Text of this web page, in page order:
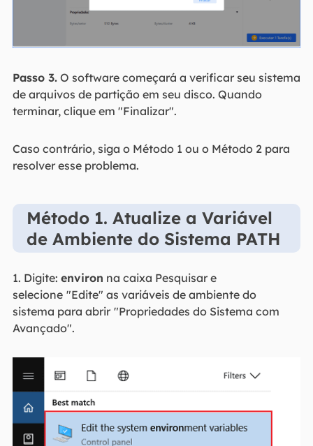
Passo 3.O software começará a verificar seu sistema
de arquivos de partição em seu disco. Quando
terminar, clique em "Finalizar".
Caso contrário, siga o Método 1 ou o Método 2 para
resolver esse problema.
Método 1. Atualize a Variável
de Ambiente do Sistema PATH
1. Digite: environ na caixa Pesquisar e
selecione "Edite" as variáveis de ambiente do
sistema para abrir "Propriedades do Sistema com
Avançado".